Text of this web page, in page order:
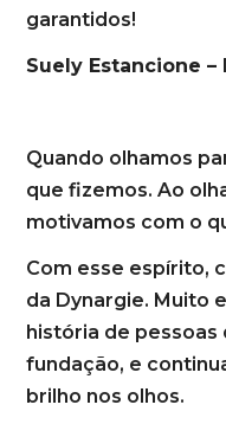
garantidos!
Suely Estancione –
Quando olhamos
que fizemos. Ao
motivamos com o
Com esse espírito,
da Dynargie. Muito
história de pessoas
fundação, e
brilho nos olhos.